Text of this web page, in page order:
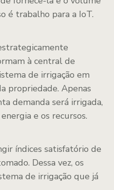
é trabalho para a IoT.
à central de
de irrigação em
propriedade. Apenas
demanda será irrigada,
e os recursos.
índices satisfatório de
Dessa vez, os
de irrigação que já